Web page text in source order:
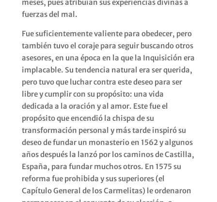
meses, pues atribuían sus experiencias divinas a
fuerzas del mal.
Fue suficientemente valiente para obedecer, pero
también tuvo el coraje para seguir buscando otros
asesores, en una época en la que la Inquisición era
implacable. Su tendencia natural era ser querida,
pero tuvo que luchar contra este deseo para ser
libre y cumplir con su propósito: una vida
dedicada a la oración y al amor. Este fue el
propósito que encendió la chispa de su
transformación personal y más tarde inspiró su
deseo de fundar un monasterio en 1562 y algunos
años después la lanzó por los caminos de Castilla,
España, para fundar muchos otros. En 1575 su
reforma fue prohibida y sus superiores (el
Capítulo General de los Carmelitas) le ordenaron